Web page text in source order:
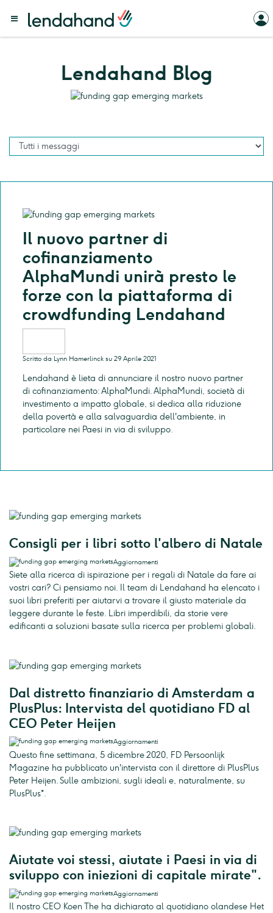
Lendahand Blog
Il nuovo partner di
cofinanziamento
AlphaMundi unirà presto le
forze con la piattaforma di
crowdfunding Lendahand
Scritto da Lynn Hamerlinck su 29 Aprile 2021
Lendahand è lieta di annunciare il nostro nuovo partner
di cofinanziamento: AlphaMundi. AlphaMundi, società di
investimento a impatto globale, si dedica alla riduzione
della povertà e alla salvaguardia dell'ambiente, in
particolare nei Paesi in via di sviluppo.
Consigli per i libri sotto l'albero di Natale
Aggiornamenti
Siete alla ricerca di ispirazione per i regali di Natale da fare ai
vostri cari? Ci pensiamo noi. Il team di Lendahand ha elencato i
suoi libri preferiti per aiutarvi a trovare il giusto materiale da
leggere durante le feste. Libri imperdibili, da storie vere
edificanti a soluzioni basate sulla ricerca per problemi globali.
Dal distretto finanziario di Amsterdam a
PlusPlus: Intervista del quotidiano FD al
CEO Peter Heijen
Aggiornamenti
Questo fine settimana, 5 dicembre 2020, FD Persoonlijk
Magazine ha pubblicato un'intervista con il direttore di PlusPlus
Peter Heijen. Sulle ambizioni, sugli ideali e, naturalmente, su
PlusPlus*.
Aiutate voi stessi, aiutate i Paesi in via di
sviluppo con iniezioni di capitale mirate".
Aggiornamenti
Il nostro CEO Koen The ha dichiarato al quotidiano olandese Het